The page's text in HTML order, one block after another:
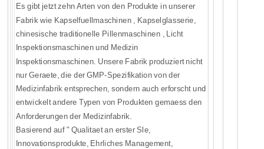
Es gibt jetzt zehn Arten von den Produkte in unserer
Fabrik wie Kapselfuellmaschinen , Kapselglasserie,
chinesische traditionelle Pillenmaschinen , Licht
Inspektionsmaschinen und Medizin
Inspektionsmaschinen. Unsere Fabrik produziert nicht
nur Geraete, die der GMP-Spezifikation von der
Medizinfabrik entsprechen, sondern auch erforscht und
entwickelt andere Typen von Produkten gemaess den
Anforderungen der Medizinfabrik.
Basierend auf " Qualitaet an erster Sle,
Innovationsprodukte, Ehrliches Management,